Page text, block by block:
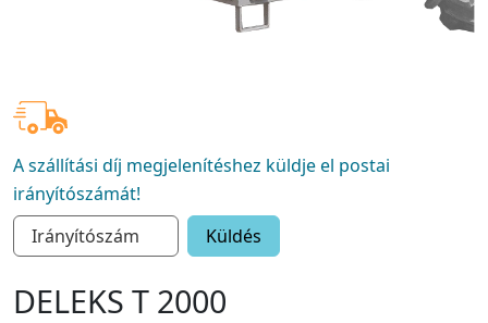
A szállítási díj megjelenítéshez küldje el postai
irányítószámát!
Küldés
DELEKS T 2000